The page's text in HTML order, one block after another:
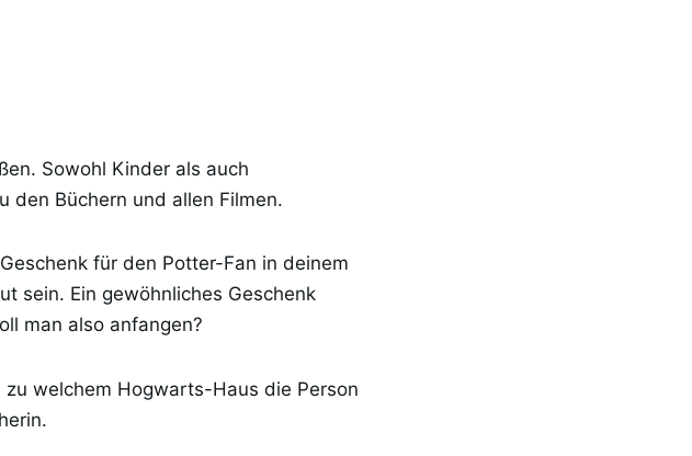
Sowohl Kinder als auch
den Büchern und allen Filmen.
für den Potter-Fan in deinem
sein. Ein gewöhnliches Geschenk
man also anfangen?
welchem Hogwarts-Haus die Person